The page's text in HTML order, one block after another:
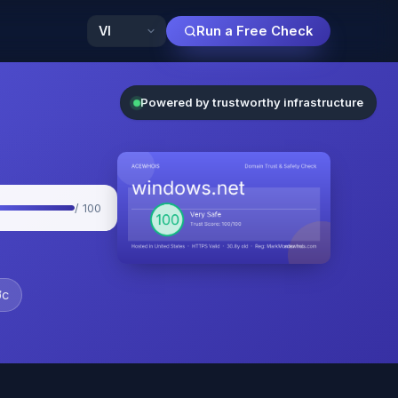
Run a Free Check
/ 100
Powered by trustworthy infrastructure